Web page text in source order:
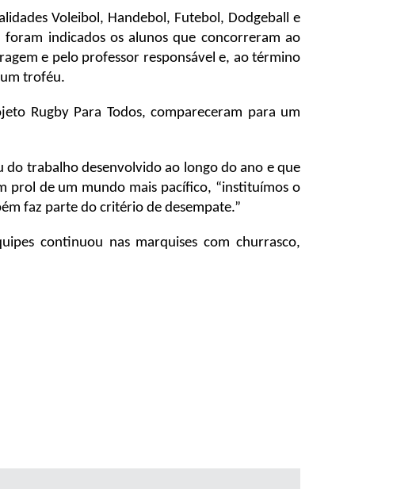
Voleibol, Handebol, Futebol, Dodgeball e
indicados os alunos que concorreram ao
e pelo professor responsável e, ao término
troféu.
Rugby Para Todos, compareceram para um
do trabalho desenvolvido ao longo do ano e que
prol de um mundo mais pacífico, “instituímos o
faz parte do critério de desempate.”
continuou nas marquises com churrasco,